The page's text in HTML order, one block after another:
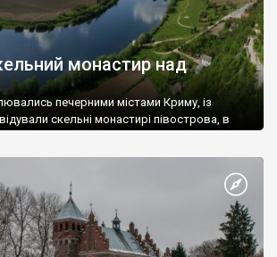
монастир над
печерними містами Криму, із
скельні монастирі півострова, в